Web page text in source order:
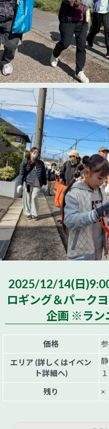
2025/12/14(日
ロギング＆パーク
企画 ※ラン
価格
エリア (詳しくはイベン
ト詳細へ)
１
残り
×